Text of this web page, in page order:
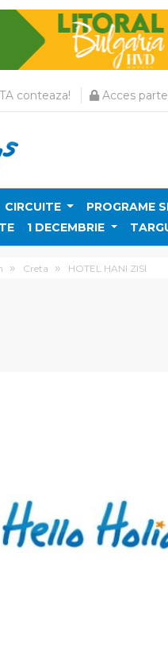
conteaza! Acces
CIRCUITE PROGRAME
1 DECEMBRIE
Creta HOTEL HANI ZISI